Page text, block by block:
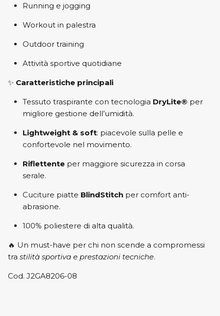
Running e jogging
Workout in palestra
Outdoor training
Attività sportive quotidiane
✨ Caratteristiche principali
Tessuto traspirante con tecnologia DryLite® per
migliore gestione dell’umidità.
Lightweight & soft: piacevole sulla pelle e
confortevole nel movimento.
Riflettente per maggiore sicurezza in corsa
serale.
Cuciture piatte BlindStitch per comfort anti-
abrasione.
100% poliestere di alta qualità.
🔥 Un must-have per chi non scende a compromessi
tra stilità sportiva e prestazioni tecniche.
Cod. J2GA8206-08